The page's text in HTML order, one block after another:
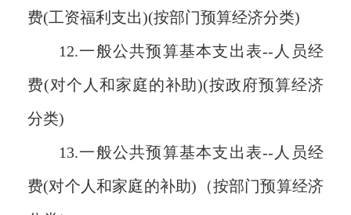
费(工资福利支出)(按部门预算经济分类)
12.一般公共预算基本支出表--人员经
费(对个人和家庭的补助)(按政府预算经济
分类)
13.一般公共预算基本支出表--人员经
费(对个人和家庭的补助)（按部门预算经济